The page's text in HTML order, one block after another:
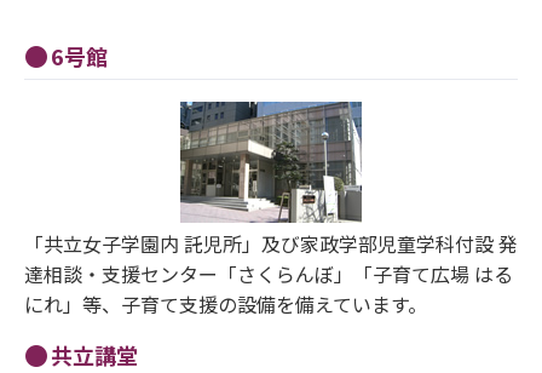
6号館
「共立女子学園内 託児所」及び家政学部児童学科付設 発
達相談・支援センター「さくらんぼ」「子育て広場 はる
にれ」等、子育て支援の設備を備えています。
共立講堂